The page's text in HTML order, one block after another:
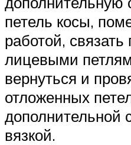
петель косы,
работой,
лицевыми
вернуться и
отложенных
дополнительной
вязкой.